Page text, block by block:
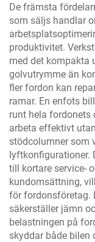
De främsta
som säljs handlar
produktivitet.
med det kompakta
golvutrymme än
fler fordon kan
ramar. En enfots
runt hela fordonets
arbeta effektivt
stödcolumner som
lyftkonfigurationer.
till kortare service-
kundomsättning,
för fordonsföretag.
säkerställer jämn
belastningen på
skyddar både